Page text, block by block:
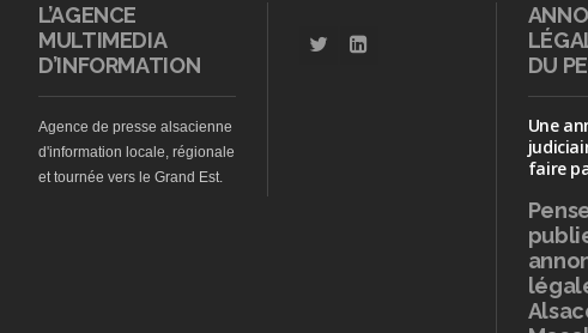
L’AGENCE
MULTIMEDIA
D’INFORMATION
Agence de presse alsacienne
d'information locale, régionale
et tournée vers le Grand Est.
DU
Une
faire